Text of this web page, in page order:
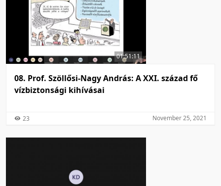
01:51:11
08. Prof. Szöllősi-Nagy András: A XXI. század fő
vízbiztonsági kihívásai
23 November 25, 2021